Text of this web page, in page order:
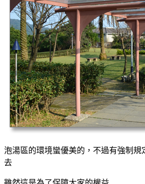
泡湯區的環境蠻優美的，不過有強制規
去